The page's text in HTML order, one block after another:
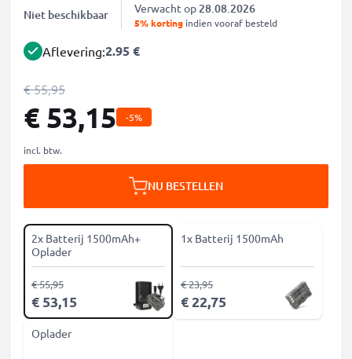
Niet beschikbaar Verwacht op 28.08.2026
5% korting indien vooraf besteld
Aflevering:2.95 €
€ 55,95
€ 53,15 -5%
incl. btw.
NU BESTELLEN
2x Batterij 1500mAh+
Oplader
€ 53,15
€ 55,95
1x Batterij 1500mAh
€ 22,75
€ 23,95
Oplader